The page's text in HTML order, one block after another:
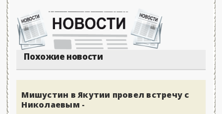
Похожие новости
Мишустин в Якутии провел встречу с
Николаевым -